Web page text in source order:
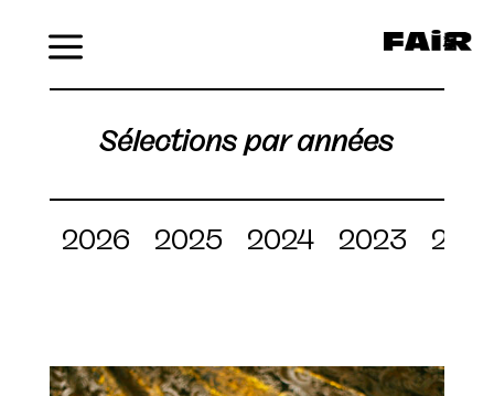
Sélections par années
2026 2025 2024 2023